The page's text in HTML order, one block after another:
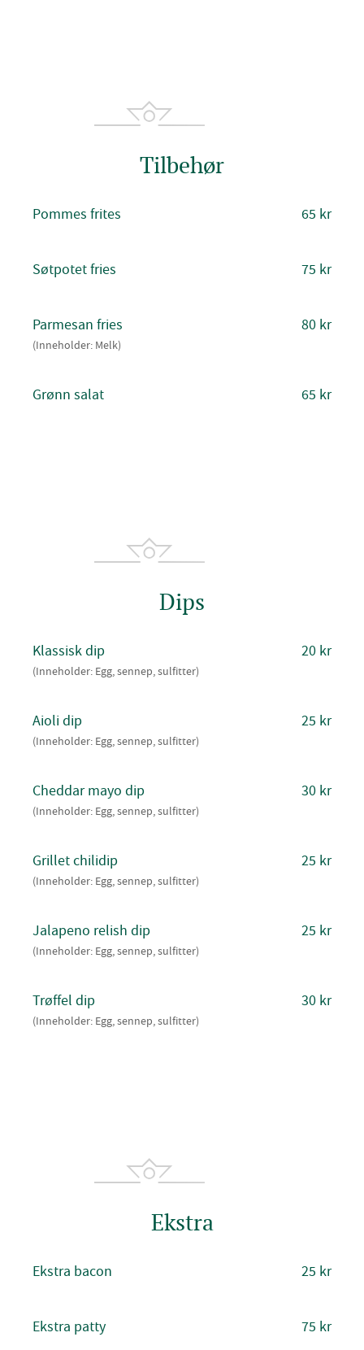
Tilbehør
Pommes frites 65 kr
Søtpotet fries 75 kr
Parmesan fries
(Inneholder: Melk)
80 kr
Grønn salat 65 kr
Dips
Klassisk dip
(Inneholder: Egg, sennep, sulfitter)
20 kr
Aioli dip
(Inneholder: Egg, sennep, sulfitter)
25 kr
Cheddar mayo dip
(Inneholder: Egg, sennep, sulfitter)
30 kr
Grillet chilidip
(Inneholder: Egg, sennep, sulfitter)
25 kr
Jalapeno relish dip
(Inneholder: Egg, sennep, sulfitter)
25 kr
Trøffel dip
(Inneholder: Egg, sennep, sulfitter)
30 kr
Ekstra
Ekstra bacon 25 kr
Ekstra patty 75 kr